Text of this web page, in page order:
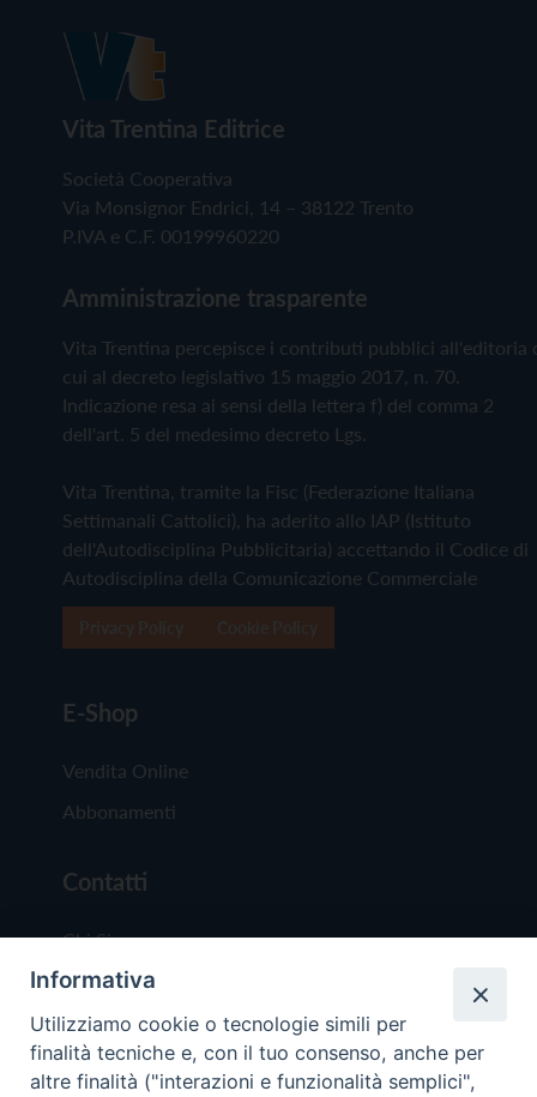
Vita Trentina Editrice
Società Cooperativa
Via Monsignor Endrici, 14 – 38122 Trento
P.IVA e C.F. 00199960220
Amministrazione trasparente
Vita Trentina percepisce i contributi pubblici all'editoria
cui al decreto legislativo 15 maggio 2017, n. 70.
Indicazione resa ai sensi della lettera f) del comma 2
dell'art. 5 del medesimo decreto Lgs.
Vita Trentina, tramite la Fisc (Federazione Italiana
Settimanali Cattolici), ha aderito allo IAP (Istituto
dell'Autodisciplina Pubblicitaria) accettando il Codice di
Autodisciplina della Comunicazione Commerciale
E-Shop
Vendita Online
Abbonamenti
Contatti
Chi Siamo
Redazione
Scrivici
Informativa
Utilizziamo cookie o tecnologie simili per
finalità tecniche e, con il tuo consenso, anche per
altre finalità ("interazioni e funzionalità semplici",